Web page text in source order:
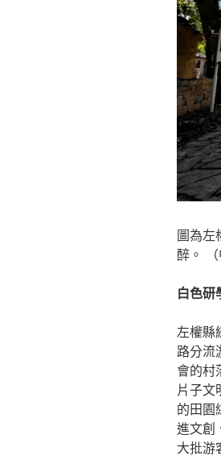
圖為左
醉。 （
白色研
左權縣
路分流
會的村
片子文
的田園
進文創
大批游